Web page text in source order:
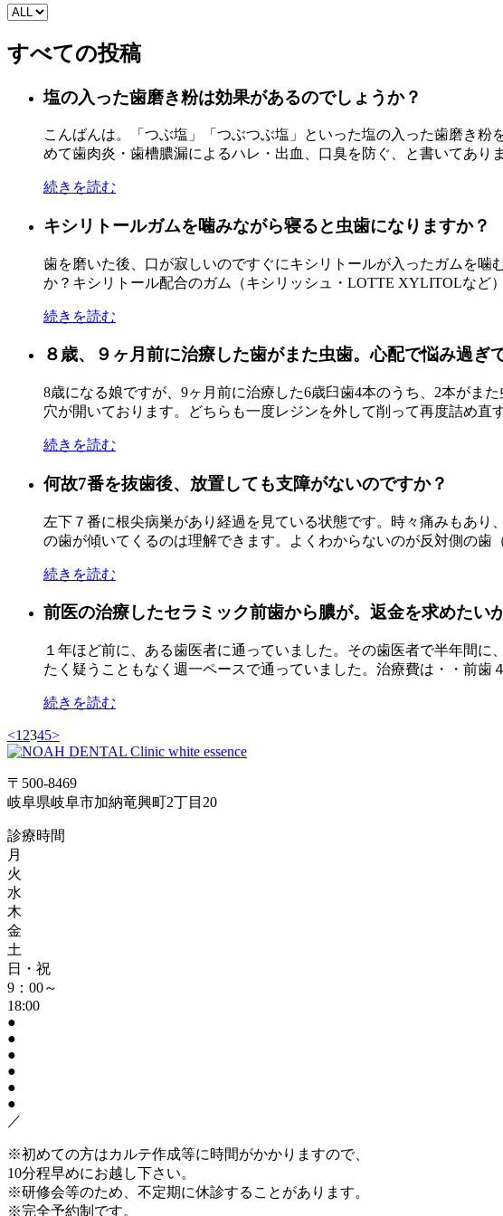
すべての投稿
塩の入った歯磨き粉は効果があるのでしょうか？
こんばんは。「つぶ塩」「つぶつぶ塩」といった塩の入った歯磨き
めて歯肉炎・歯槽膿漏によるハレ・出血、口臭を防ぐ、と書いてあり
続きを読む
キシリトールガムを噛みながら寝ると虫歯になりますか？
歯を磨いた後、口が寂しいのですぐにキシリトールが入ったガムを
か？キシリトール配合のガム（キシリッシュ・LOTTE XYLITOLなど
続きを読む
８歳、９ヶ月前に治療した歯がまた虫歯。心配で悩み過ぎ
8歳になる娘ですが、9ヶ月前に治療した6歳臼歯4本のうち、2本がま
穴が開いております。どちらも一度レジンを外して削って再度詰め直
続きを読む
何故7番を抜歯後、放置しても支障がないのですか？
左下７番に根尖病巣があり経過を見ている状態です。時々痛みもあ
の歯が傾いてくるのは理解できます。よくわからないのが反対側の歯
続きを読む
前医の治療したセラミック前歯から膿が。返金を求めたい
１年ほど前に、ある歯医者に通っていました。その歯医者で半年間
たく疑うこともなく週一ペースで通っていました。治療費は・・前歯
続きを読む
<1 2345>
〒500-8469
岐阜県岐阜市加納竜興町2丁目20
診療時間
月
火
水
木
金
土
日・祝
9：00～
18:00
●
●
●
●
●
●
／
※初めての方はカルテ作成等に時間がかかりますので、
10分程早めにお越し下さい。
※研修会等のため、不定期に休診することがあります。
※完全予約制です。